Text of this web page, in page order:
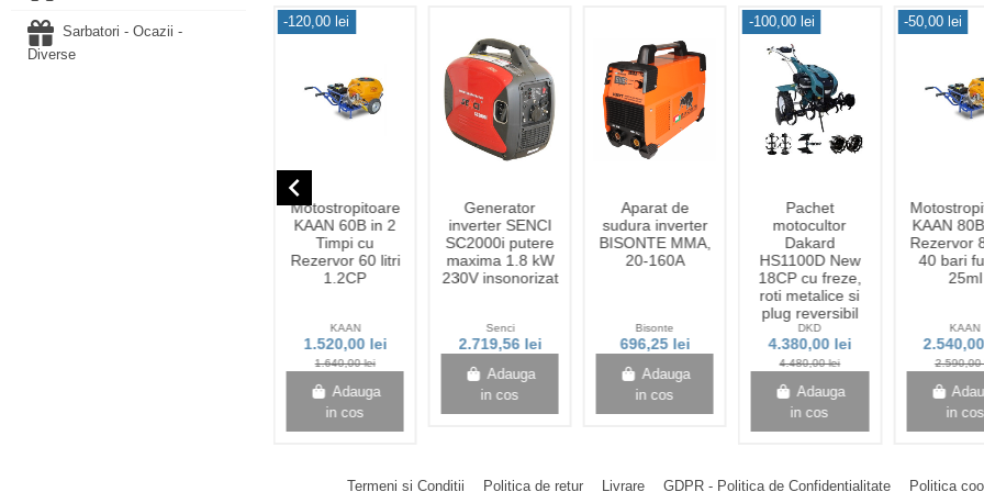
-120,00 lei
Motostropitoare
KAAN 60B in 2
Timpi cu
Rezervor 60 litri
1.2CP
KAAN
1.520,00 lei
1.640,00 lei
Adauga
in cos
Generator
inverter SENCI
SC2000i putere
maxima 1.8 kW
230V insonorizat
Senci
2.719,56 lei
Adauga
in cos
Aparat de
sudura inverter
BISONTE MMA,
20-160A
Bisonte
696,25 lei
Adauga
in cos
-100,00 lei
Pachet
motocultor
Dakard
HS1100D New
18CP cu freze,
roti metalice si
plug reversibil
DKD
4.380,00 lei
4.480,00 lei
Adauga
in cos
-50,00 lei
KAAN
Rezervor
40 bari
25ml
KAAN
2.590,00
in cos
navigate_before
Sarbatori - Ocazii -
Diverse
Termeni si Conditii Politica de retur Livrare GDPR - Politica de Confidentialitate Politica